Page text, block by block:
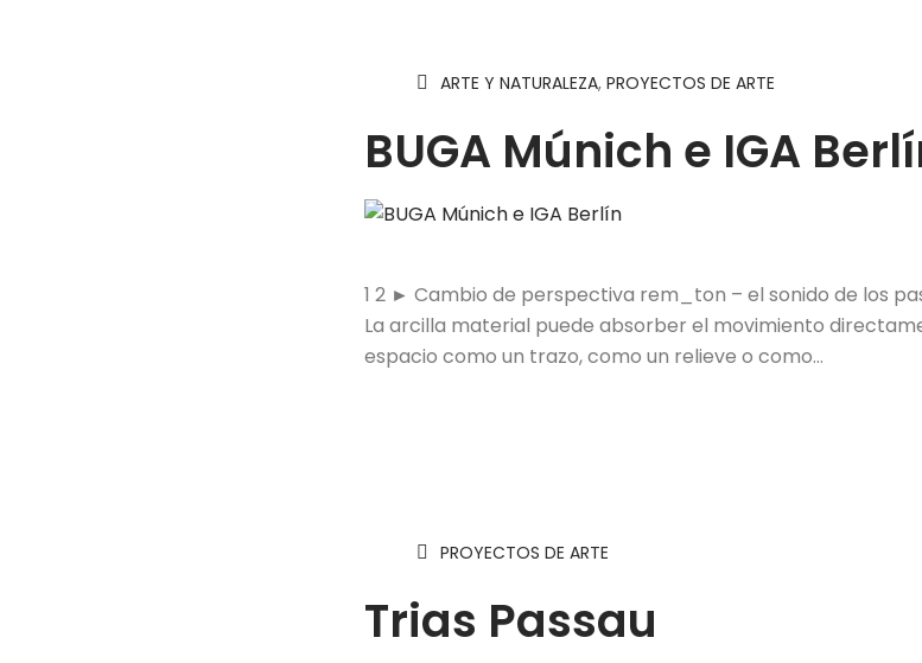
ARTE Y NATURALEZA, PROYECTOS DE ARTE
BUGA Múnich e IGA
1 2 ► Cambio de perspectiva rem_ton – el sonido de los
La arcilla material puede absorber el movimiento
espacio como un trazo, como un relieve o como…
PROYECTOS DE ARTE
Trias Passau